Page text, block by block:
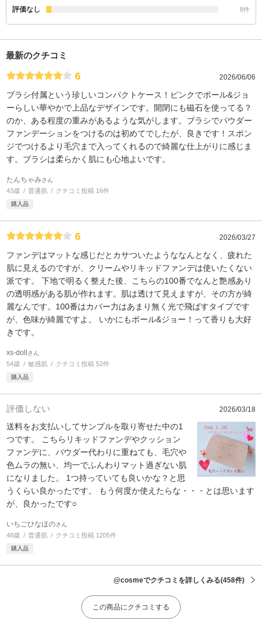
評価なし 8件
最新のクチコミ
6 2026/06/06
ブラシ付属という珍しいコンパクトケース！ピンクでポール&ジョ
ーらしい華やかで上品なデザインです。開閉にも磁石を使ってる？
のか、ある程度の重みがあるような気がします。ブラシでパウダー
ファンデーションをつけるのは初めてでしたが、良きです！スポン
ジでつけるより毛穴まで入ってくれるので綺麗な仕上がりに感じま
す。ブラシは柔らかく肌にも心地よいです。
たんちゃみさん
43歳 普通肌 クチコミ投稿 16件
購入品
6 2026/03/27
ファンデはマットな感じだとカサついたようななんとなく、疲れた
肌に見えるのですが、クリームやリキッドファンデは使いたくない
派です。 下地で明るく整えた後、こちらの100番でなんと艶感あり
の透明感がある肌が作れます。肌は透けて見えますが、その方が綺
麗なんです。100番はカバー力はあまり無く光で飛ばすタイプです
が、色味が綺麗ですよ。 いかにもポール&ジョー！って香りも大好
きです。
xs-doll さん
54歳 敏感肌 クチコミ投稿 52件
購入品
評価しない 2026/03/18
送料をお支払いしてサンプルを取り寄せた中の1
つです。 こちらリキッドファンデやクッション
ファンデに、パウダー代わりに重ねても、毛穴や
色ムラの無い、均一でふんわりマット過ぎない肌
になりました。 1つ持っていても良いかな？と思
うくらい良かったです。 もう何度か使えたらな・・・とは思います
が、良かったです○
いちごひなほのさん
48歳 普通肌 クチコミ投稿 1205件
購入品
@cosmeでクチコミを詳しくみる(458件)
この商品にクチコミする